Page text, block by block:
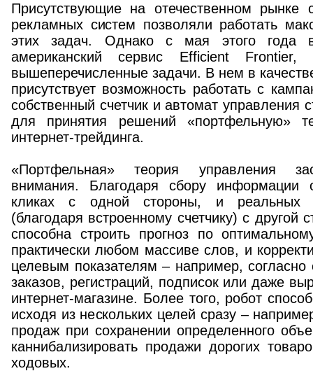
Присутствующие на отечественном рынке
рекламных систем позволяли работать
этих задач. Однако с мая этого года
американский сервис Efficient
вышеперечисленные задачи. В нем в
присутствует возможность работать с
собственный счетчик и автомат управления
для принятия решений «портфельную»
интернет-трейдинга.
«Портфельная» теория управления
внимания. Благодаря сбору информации
кликах с одной стороны, и реальных
(благодаря встроенному счетчику) с другой
способна строить прогноз по
практически любом массиве слов, и
целевым показателям – например, согласно
заказов, регистраций, подписок или даже
интернет-магазине. Более того, робот
исходя из нескольких целей сразу –
продаж при сохранении определенного
каннибализировать продажи дорогих
ходовых.